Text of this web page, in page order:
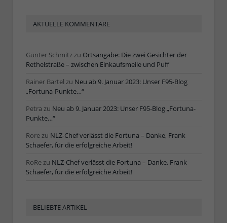
AKTUELLE KOMMENTARE
Günter Schmitzzu Ortsangabe: Die zwei Gesichter der
Rethelstraße – zwischen Einkaufsmeile und Puff
Rainer Bartel zu Neu ab 9. Januar 2023: Unser F95-Blog
„Fortuna-Punkte…“
Petra zu Neu ab 9. Januar 2023: Unser F95-Blog „Fortuna-
Punkte…“
Rorezu NLZ-Chef verlässt die Fortuna – Danke, Frank
Schaefer, für die erfolgreiche Arbeit!
RoRezu NLZ-Chef verlässt die Fortuna – Danke, Frank
Schaefer, für die erfolgreiche Arbeit!
BELIEBTE ARTIKEL